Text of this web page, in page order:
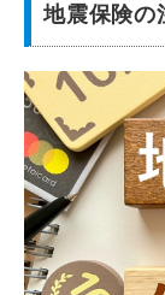
地震保険の